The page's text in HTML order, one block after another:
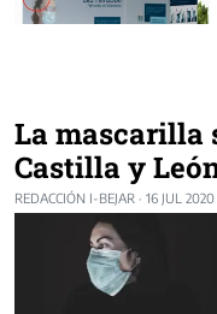
La mascarilla
Castilla y
REDACCIÓN I-BEJAR · 16 JUL 2020